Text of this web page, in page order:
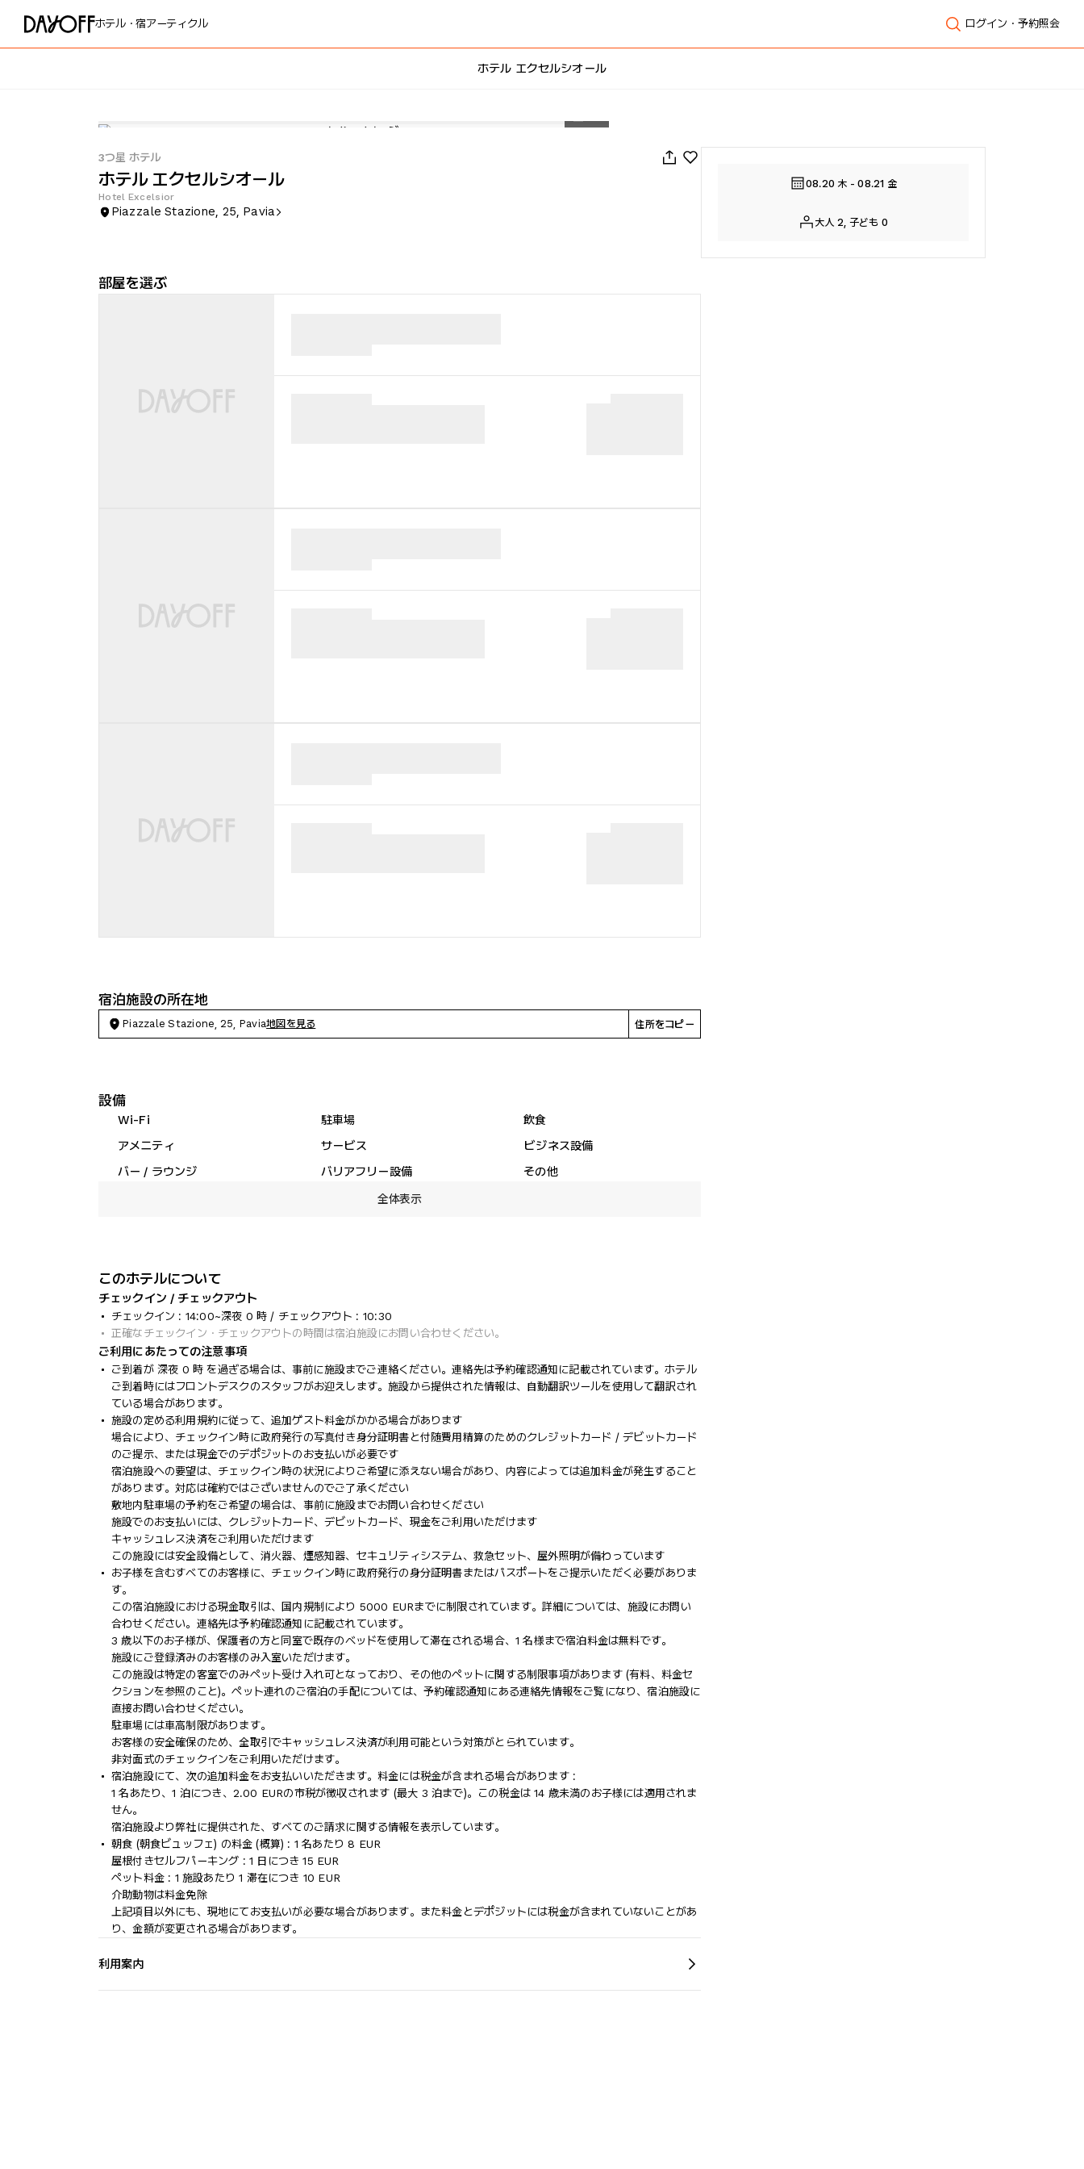
ホテル・宿アーティクル ログイン・予約照会
ホテル エクセルシオール
3つ星 ホテル
ホテル エクセルシオール
Hotel Excelsior
Piazzale Stazione, 25, Pavia
部屋を選ぶ
宿泊施設の所在地
Piazzale Stazione, 25, Pavia地図を見る 住所をコピー
設備
Wi-Fi 駐車場
飲食
アメニティ
サービス
ビジネス設備
バー / ラウンジ
バリアフリー設備
その他
全体表示
このホテルについて
チェックイン / チェックアウト
チェックイン : 14:00~深夜 0 時 / チェックアウト : 10:30
正確なチェックイン・チェックアウトの時間は宿泊施設にお問い合わせください。
ご利用にあたっての注意事項
ご到着が 深夜 0 時 を過ぎる場合は、事前に施設までご連絡ください。連絡先は予約確認通知に記載されています。ホテル
ご到着時にはフロントデスクのスタッフがお迎えします。施設から提供された情報は、自動翻訳ツールを使用して翻訳され
ている場合があります。
施設の定める利用規約に従って、追加ゲスト料金がかかる場合があります
場合により、チェックイン時に政府発行の写真付き身分証明書と付随費用精算のためのクレジットカード / デビットカード
のご提示、または現金でのデポジットのお支払いが必要です
宿泊施設への要望は、チェックイン時の状況によりご希望に添えない場合があり、内容によっては追加料金が発生すること
があります。対応は確約ではございませんのでご了承ください
敷地内駐車場の予約をご希望の場合は、事前に施設までお問い合わせください
施設でのお支払いには、クレジットカード、デビットカード、現金をご利用いただけます
キャッシュレス決済をご利用いただけます
この施設には安全設備として、消火器、煙感知器、セキュリティシステム、救急セット、屋外照明が備わっています
お子様を含むすべてのお客様に、チェックイン時に政府発行の身分証明書またはパスポートをご提示いただく必要がありま
す。
この宿泊施設における現金取引は、国内規制により 5000 EURまでに制限されています。詳細については、施設にお問い
合わせください。連絡先は予約確認通知に記載されています。
3 歳以下のお子様が、保護者の方と同室で既存のベッドを使用して滞在される場合、1 名様まで宿泊料金は無料です。
施設にご登録済みのお客様のみ入室いただけます。
この施設は特定の客室でのみペット受け入れ可となっており、その他のペットに関する制限事項があります (有料、料金セ
クションを参照のこと)。ペット連れのご宿泊の手配については、予約確認通知にある連絡先情報をご覧になり、宿泊施設に
直接お問い合わせください。
駐車場には車高制限があります。
お客様の安全確保のため、全取引でキャッシュレス決済が利用可能という対策がとられています。
非対面式のチェックインをご利用いただけます。
宿泊施設にて、次の追加料金をお支払いいただきます。料金には税金が含まれる場合があります :
1 名あたり、1 泊につき、2.00 EURの市税が徴収されます (最大 3 泊まで)。この税金は 14 歳未満のお子様には適用されま
せん。
宿泊施設より弊社に提供された、すべてのご請求に関する情報を表示しています。
朝食 (朝食ビュッフェ) の料金 (概算) : 1 名あたり 8 EUR
屋根付きセルフパーキング : 1 日につき 15 EUR
ペット料金 : 1 施設あたり 1 滞在につき 10 EUR
介助動物は料金免除
上記項目以外にも、現地にてお支払いが必要な場合があります。また料金とデポジットには税金が含まれていないことがあ
り、金額が変更される場合があります。
利用案内
08.20 木 - 08.21 金
大人 2, 子ども 0